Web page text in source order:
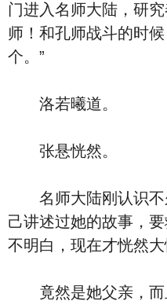
门进入名师大陆，研
师！和孔师战斗的时
个。”
洛若曦道。
张悬恍然。
名师大陆刚认识不
己讲述过她的故事，
不明白，现在才恍然大
竟然是她父亲，而